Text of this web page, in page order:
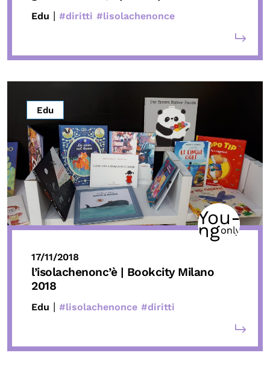
Edu | #diritti #lisolachenonce
Edu
17/11/2018
l’isolachenonc’è | Bookcity Milano
2018
Edu | #lisolachenonce #diritti